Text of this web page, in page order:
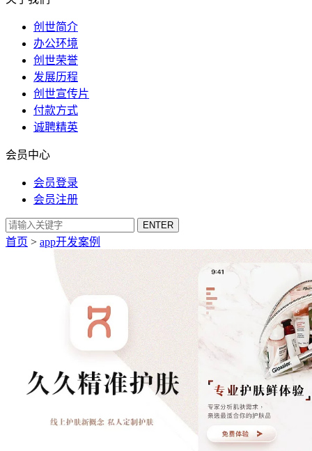
创世简介
办公环境
创世荣誉
发展历程
创世宣传片
付款方式
诚聘精英
会员中心
会员登录
会员注册
首页 > app开发案例